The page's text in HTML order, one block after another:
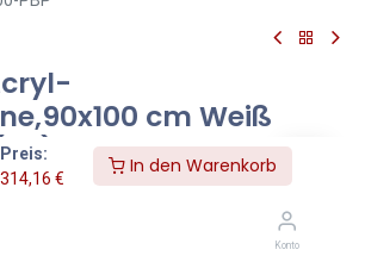
Preis:
314,16 €
In den Warenkorb
Konto
cm Weiß
100-
cm